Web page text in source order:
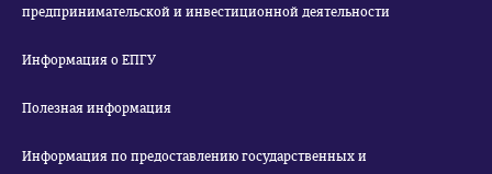
предпринимательской и инвестиционной деятельности
Информация о ЕПГУ
Полезная информация
Информация по предоставлению государственных и